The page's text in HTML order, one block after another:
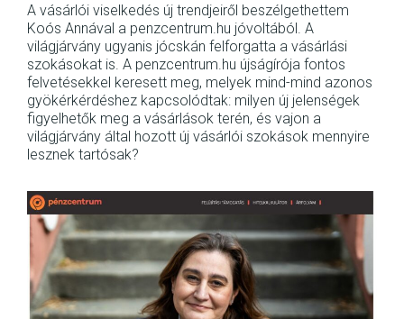
A vásárlói viselkedés új trendjeiről beszélgethettem
Koós Annával a penzcentrum.hu jóvoltából. A
világjárvány ugyanis jócskán felforgatta a vásárlási
szokásokat is. A penzcentrum.hu újságírója fontos
felvetésekkel keresett meg, melyek mind-mind azonos
gyökérkérdéshez kapcsolódtak: milyen új jelenségek
figyelhetők meg a vásárlások terén, és vajon a
világjárvány által hozott új vásárlói szokások mennyire
lesznek tartósak?